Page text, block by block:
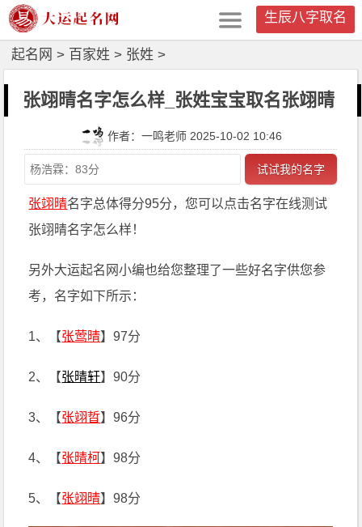
生辰八字取名
起名网 > 百家姓 > 张姓 >
张翊晴名字怎么样_张姓宝宝取名张翊晴
作者：一鸣老师 2025-10-02 10:46
试试我的名字
张翊晴名字总体得分95分，您可以点击名字在线测试
张翊晴名字怎么样！
另外大运起名网小编也给您整理了一些好名字供您参
考，名字如下所示：
1、【张莺晴】97分
2、【张晴轩】90分
3、【张翊晢】96分
4、【张晴柯】98分
5、【张翊晴】98分